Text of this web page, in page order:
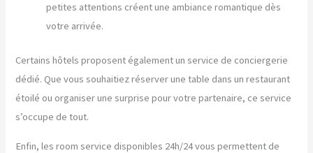
petites attentions créent une ambiance romantique dès
votre arrivée.
Certains hôtels proposent également un service de conciergerie
dédié. Que vous souhaitiez réserver une table dans un restaurant
étoilé ou organiser une surprise pour votre partenaire, ce service
s’occupe de tout.
Enfin, les room service disponibles 24h/24 vous permettent de